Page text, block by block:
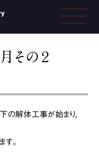
その２
の解体工事が始まり，
す。